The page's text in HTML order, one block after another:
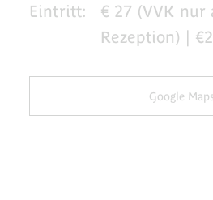
Eintritt:
€ 27 (VVK nur
Rezeption) |
Google Maps